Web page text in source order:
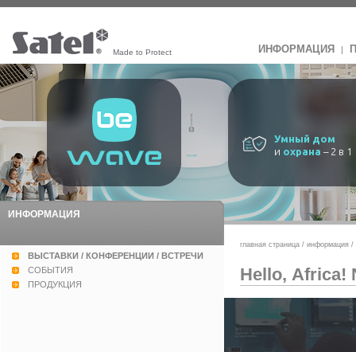
Made to Protect ИНФОРМАЦИЯ |
Умный дом
и охрана – 2 в 1
ИНФОРМАЦИЯ
ВЫСТАВКИ / КОНФЕРЕНЦИИ / ВСТРЕЧИ
СОБЫТИЯ
ПРОДУКЦИЯ
главная страница / информация /
Hello, Africa!